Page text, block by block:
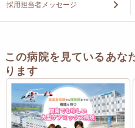
採用担当者メッセージ
この病院を見ているあな
ります